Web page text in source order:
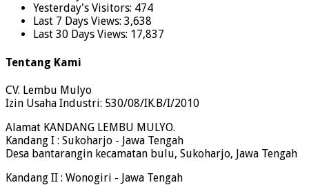
Yesterday's Visitors: 474
Last 7 Days Views: 3,638
Last 30 Days Views: 17,837
Tentang Kami
CV. Lembu Mulyo
Izin Usaha Industri: 530/08/IK.B/I/2010
Alamat KANDANG LEMBU MULYO.
Kandang I : Sukoharjo - Jawa Tengah
Desa bantarangin kecamatan bulu, Sukoharjo, Jawa Tengah
Kandang II : Wonogiri - Jawa Tengah